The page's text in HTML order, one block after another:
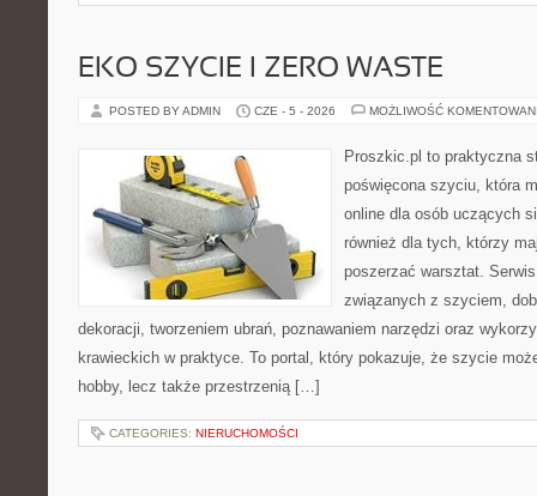
EKO SZYCIE I ZERO WASTE
POSTED BY ADMIN CZE - 5 - 2026 MOŻLIWOŚĆ
Proszkic.pl to praktyczna
poświęcona szyciu, która
online dla osób uczących
również dla tych, którzy
poszerzać warsztat.
związanych z szyciem,
dekoracji, tworzeniem ubrań, poznawaniem narzędzi oraz
krawieckich w praktyce. To portal, który pokazuje, że szycie
hobby, lecz także przestrzenią […]
CATEGORIES: NIERUCHOMOŚCI